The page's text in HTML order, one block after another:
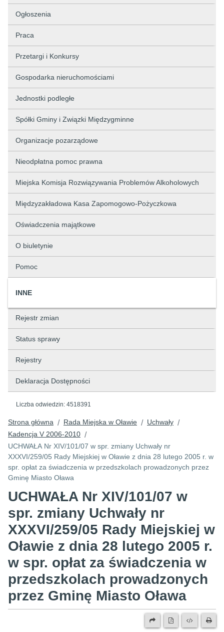
Ogłoszenia
Praca
Przetargi i Konkursy
Gospodarka nieruchomościami
Jednostki podległe
Spółki Gminy i Związki Międzygminne
Organizacje pozarządowe
Nieodpłatna pomoc prawna
Miejska Komisja Rozwiązywania Problemów Alkoholowych
Międzyzakładowa Kasa Zapomogowo-Pożyczkowa
Oświadczenia majątkowe
O biuletynie
Pomoc
INNE
Rejestr zmian
Status sprawy
Rejestry
Deklaracja Dostępności
Liczba odwiedzin: 4518391
Strona główna / Rada Miejska w Oławie / Uchwały /
Kadencja V 2006-2010 /
UCHWAŁA Nr XIV/101/07 w spr. zmiany Uchwały nr
XXXVI/259/05 Rady Miejskiej w Oławie z dnia 28 lutego 2005 r. w
spr. opłat za świadczenia w przedszkolach prowadzonych przez
Gminę Miasto Oława
UCHWAŁA Nr XIV/101/07 w
spr. zmiany Uchwały nr
XXXVI/259/05 Rady Miejskiej w
Oławie z dnia 28 lutego 2005 r.
w spr. opłat za świadczenia w
przedszkolach prowadzonych
przez Gminę Miasto Oława